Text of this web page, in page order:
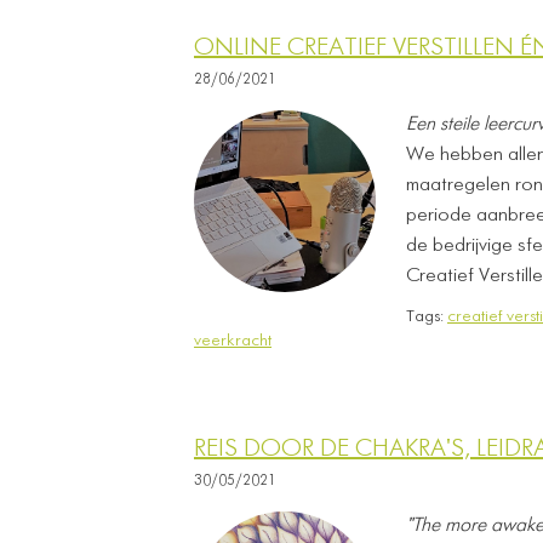
ONLINE CREATIEF VERSTILLEN
28/06/2021
Een steile
We hebben
maatregelen
periode
de bedrijvige
Creatief
Tags: creatief
veerkracht
REIS DOOR DE CHAKRA'S,
30/05/2021
"The more